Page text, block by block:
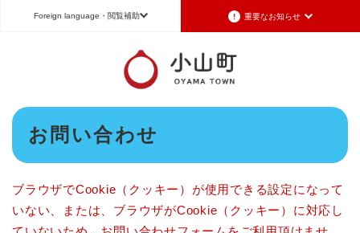
メニューを飛ばして本文へ
Foreign language ・閲覧補助 重要なお知らせ
Foreign language
日本語（Japanese） English（英語）
中文（簡体字）
Português（ポルトガル語）
文字サイズ 標準 拡大 背景色変更 白 黒 青
本
お問い合わせ
ブラウザでCookie（クッキー）が使用できる設定になって
いない、または、ブラウザがCookie（クッキー）に対応し